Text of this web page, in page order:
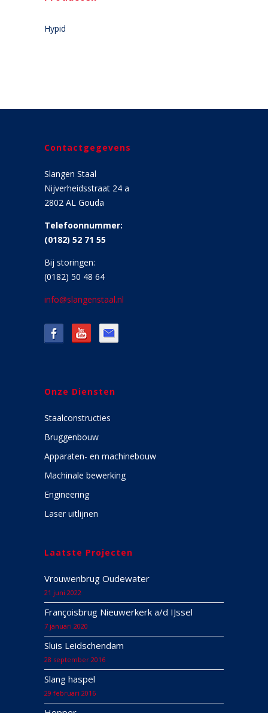
Hypid
Contactgegevens
Slangen Staal
Nijverheidsstraat 24 a
2802 AL Gouda
Telefoonnummer:
(0182) 52 71 55
Bij storingen:
(0182) 50 48 64
info@slangenstaal.nl
Onze Diensten
Staalconstructies
Bruggenbouw
Apparaten- en machinebouw
Machinale bewerking
Engineering
Laser uitlijnen
Laatste Projecten
Vrouwenbrug Oudewater
21 juni 2022
Françoisbrug Nieuwerkerk a/d IJssel
7 januari 2020
Sluis Leidschendam
28 september 2016
Slang haspel
29 februari 2016